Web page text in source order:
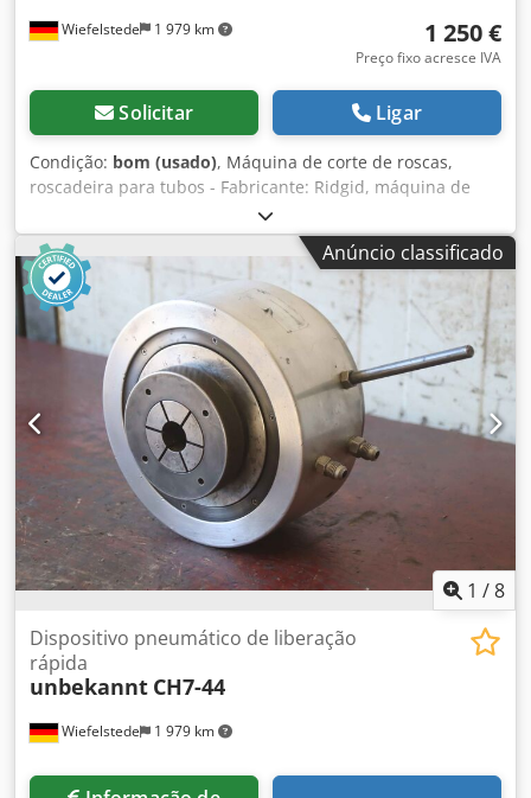
Wiefelstede 1 979 km 1 250 €
Preço fixo acresce IVA
Solicitar Ligar
Condição: bom (usado), Máquina de corte de roscas,
roscadeira para tubos - Fabricante: Ridgid, máquina de
corte de roscas modelo 535 Dodpfx Ajwub Ekslfeck -
Diâmetro do tubo: 1/8 a 2 polegadas - Diâmetro do furo do
eixo: Ø 64 mm - Tensão de operação: 230 Volts -
Dimensões: 1080/700/A1140 mm - Peso: 128 kg
Anúncio classificado
1 /8
Wiefelstede 1 979 km
Dispositivo pneumático de liberação
rápida
unbekannt CH7-44